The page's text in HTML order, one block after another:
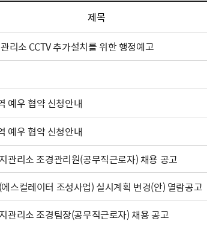
제목
리소 CCTV 추가설치를 위한 행정예고
예우 협약 신청안내
예우 협약 신청안내
리소 조경관리원(공무직근로자) 채용 공고
스컬레이터 조성사업) 실시계획 변경(안) 열람공고
리소 조경팀장(공무직근로자) 채용 공고